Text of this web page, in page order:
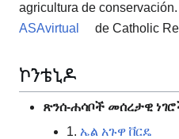
agricultura de
ASAvirtual
de Catholic
ኮንቴኒዶ
ጽንሰ-ሐሳቦች መሰረታዊ
1. ኤል አጉዋ ቨርዴ